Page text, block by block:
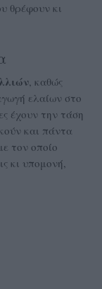
θρέφουν κι
, καθώς
ελαίων στο
έχουν την τάση
και πάντα
τον οποίο
κι υπομονή,